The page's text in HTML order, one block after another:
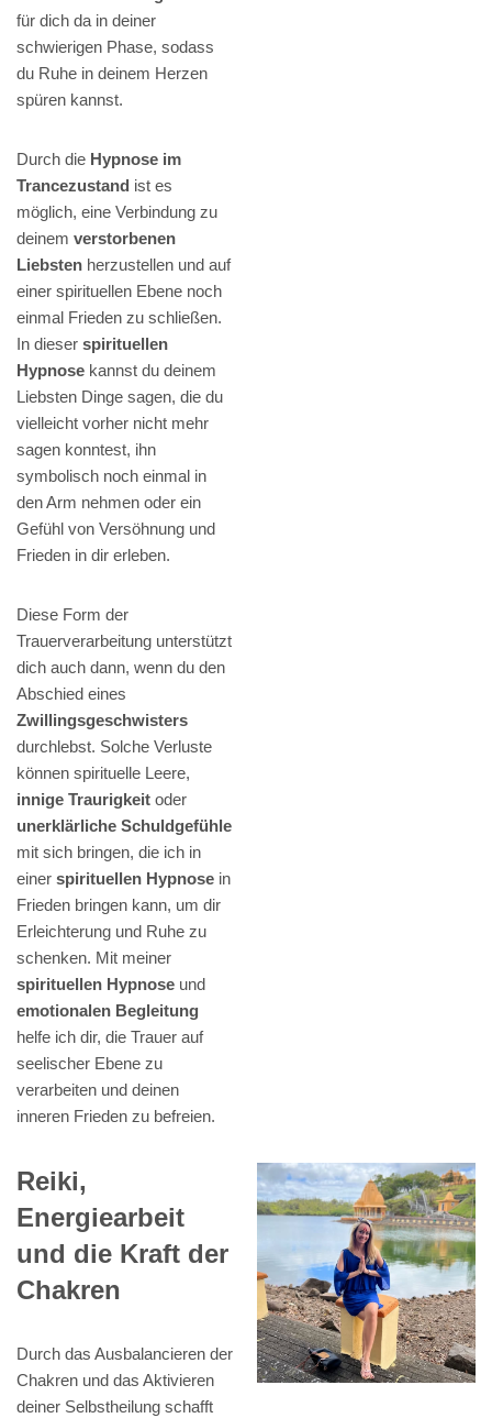
für dich da in deiner
schwierigen Phase, sodass
du Ruhe in deinem Herzen
spüren kannst.
Durch die Hypnose im
Trancezustand ist es
möglich, eine Verbindung zu
deinem verstorbenen
Liebsten herzustellen und auf
einer spirituellen Ebene noch
einmal Frieden zu schließen.
In dieser spirituellen
Hypnose kannst du deinem
Liebsten Dinge sagen, die du
vielleicht vorher nicht mehr
sagen konntest, ihn
symbolisch noch einmal in
den Arm nehmen oder ein
Gefühl von Versöhnung und
Frieden in dir erleben.
Diese Form der
Trauerverarbeitung unterstützt
dich auch dann, wenn du den
Abschied eines
Zwillingsgeschwisters
durchlebst. Solche Verluste
können spirituelle Leere,
innige Traurigkeit oder
unerklärliche Schuldgefühle
mit sich bringen, die ich in
einer spirituellen Hypnose in
Frieden bringen kann, um dir
Erleichterung und Ruhe zu
schenken. Mit meiner
spirituellen Hypnose und
emotionalen Begleitung
helfe ich dir, die Trauer auf
seelischer Ebene zu
verarbeiten und deinen
inneren Frieden zu befreien.
Reiki,
Energiearbeit
und die Kraft der
Chakren
Durch das Ausbalancieren der
Chakren und das Aktivieren
deiner Selbstheilung schafft